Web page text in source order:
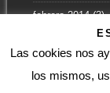
febrero 2014(3)
Las cookies nos
los mismos,